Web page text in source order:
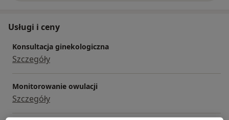
Usługi i ceny
Konsultacja ginekologiczna
Szczegóły
Monitorowanie owulacji
Szczegóły